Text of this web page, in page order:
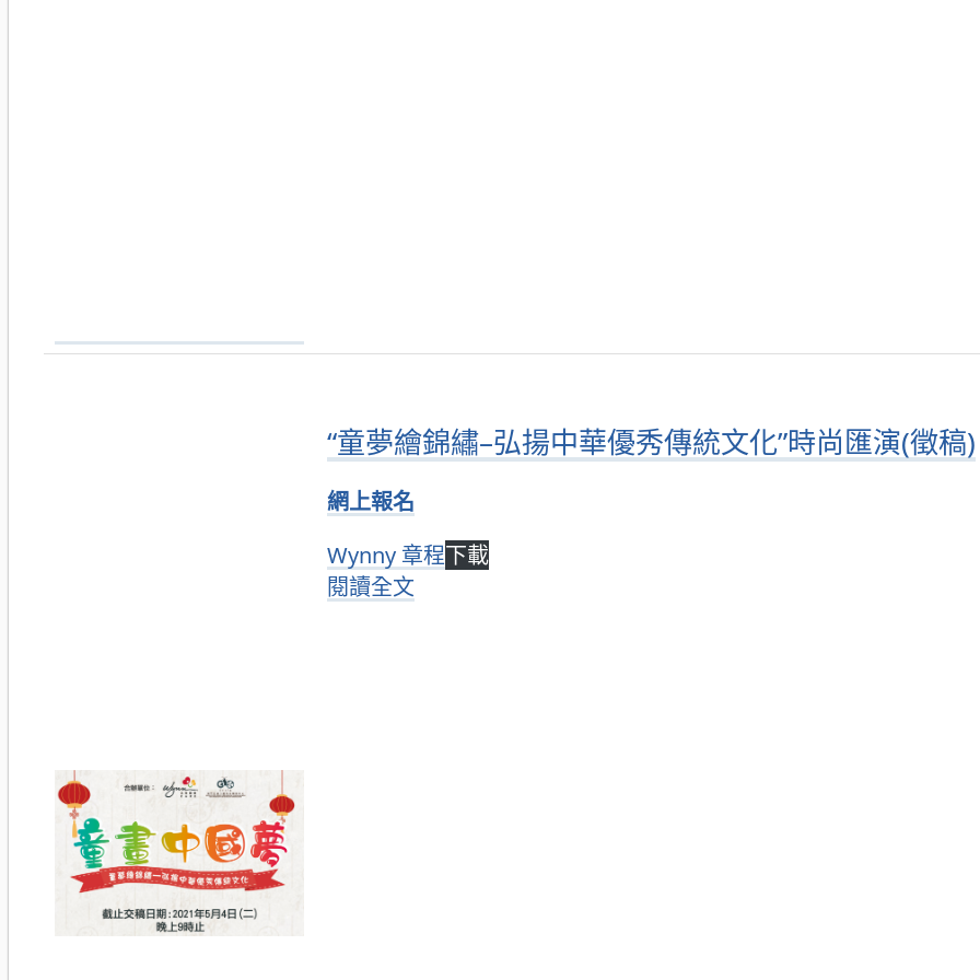
“童夢繪錦繡–弘揚中華優秀傳統文化”時尚匯演(徵稿)
網上報名
Wynny 章程下載
閱讀全文